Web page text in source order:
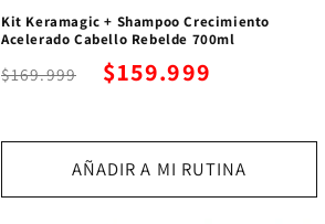
Kit Keramagic + Shampoo Crecimiento
Acelerado Cabello Rebelde 700ml
$169.999 $159.999
AÑADIR A MI RUTINA